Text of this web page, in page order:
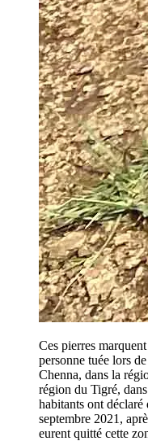
Ces pierres
personne tuée lors
Chenna, dans la
région du Tigré,
habitants ont déclaré
septembre 2021,
eurent quitté cette